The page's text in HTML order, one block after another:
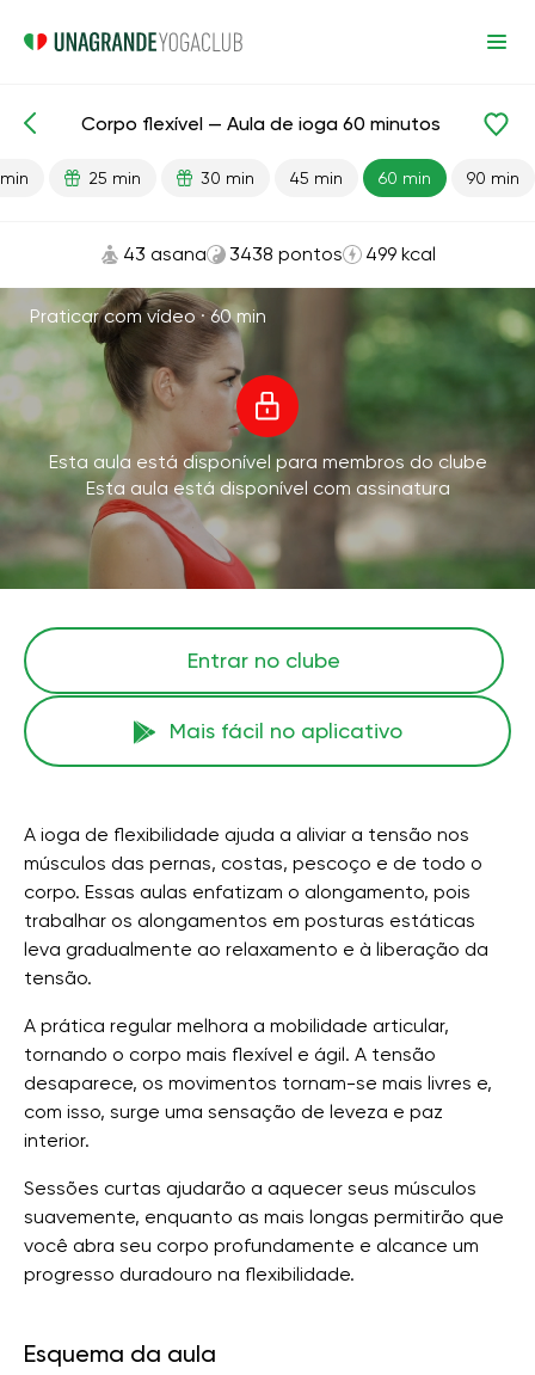
Aulas prontas Flexibilidade
Corpo flexível — Aula de ioga 60 minutos
25 min 30 min 45 min 60 min 90 min
43 asana 3438 pontos 499 kcal
Praticar com vídeo ·60 min
Esta aula está disponível para membros do clube
Esta aula está disponível com assinatura
Entrar no clube
Mais fácil no aplicativo
A ioga de flexibilidade ajuda a aliviar a tensão nos
músculos das pernas, costas, pescoço e de todo o
corpo. Essas aulas enfatizam o alongamento, pois
trabalhar os alongamentos em posturas estáticas
leva gradualmente ao relaxamento e à liberação da
tensão.
A prática regular melhora a mobilidade articular,
tornando o corpo mais flexível e ágil. A tensão
desaparece, os movimentos tornam-se mais livres e,
com isso, surge uma sensação de leveza e paz
interior.
Sessões curtas ajudarão a aquecer seus músculos
suavemente, enquanto as mais longas permitirão que
você abra seu corpo profundamente e alcance um
progresso duradouro na flexibilidade.
Esquema da aula